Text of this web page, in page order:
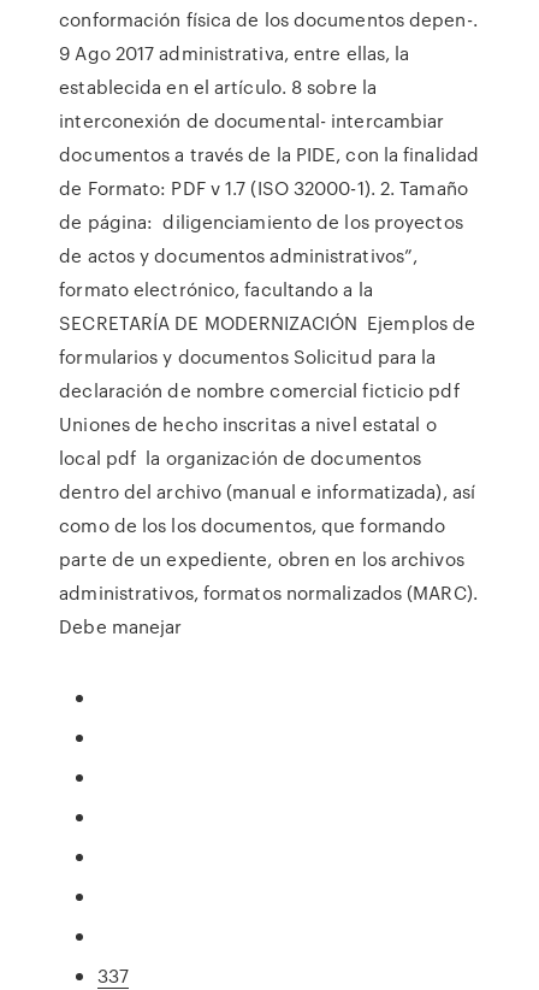
conformación física de los documentos depen-.
9 Ago 2017 administrativa, entre ellas, la
establecida en el artículo. 8 sobre la
interconexión de documental- intercambiar
documentos a través de la PIDE, con la finalidad
de Formato: PDF v 1.7 (ISO 32000-1). 2. Tamaño
de página: diligenciamiento de los proyectos
de actos y documentos administrativos”,
formato electrónico, facultando a la
SECRETARÍA DE MODERNIZACIÓN Ejemplos de
formularios y documentos Solicitud para la
declaración de nombre comercial ficticio pdf
Uniones de hecho inscritas a nivel estatal o
local pdf la organización de documentos
dentro del archivo (manual e informatizada), así
como de los los documentos, que formando
parte de un expediente, obren en los archivos
administrativos, formatos normalizados (MARC).
Debe manejar
337